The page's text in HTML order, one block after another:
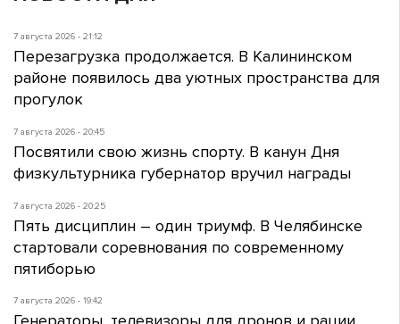
7 августа 2026 - 21:12
Перезагрузка продолжается. В Калининском
районе появилось два уютных пространства для
прогулок
7 августа 2026 - 20:45
Посвятили свою жизнь спорту. В канун Дня
физкультурника губернатор вручил награды
7 августа 2026 - 20:25
Пять дисциплин – один триумф. В Челябинске
стартовали соревнования по современному
пятиборью
7 августа 2026 - 19:42